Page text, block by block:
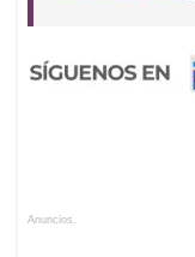
Anuncios.